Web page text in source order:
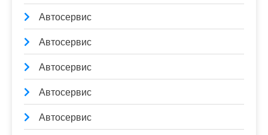
Автосервис
Автосервис
Автосервис
Автосервис
Автосервис